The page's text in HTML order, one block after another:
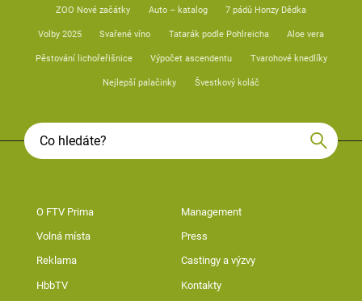
ZOO Nové začátky Auto – katalog 7 pádů Honzy Dědka
Volby 2025 Svařené víno Tatarák podle Pohlreicha Aloe vera
Pěstování lichořeřišnice Výpočet ascendentu Tvarohové knedlíky
Nejlepší palačinky Švestkový koláč
O FTV Prima Management
Volná místa Press
Reklama Castingy a výzvy
HbbTV Kontakty